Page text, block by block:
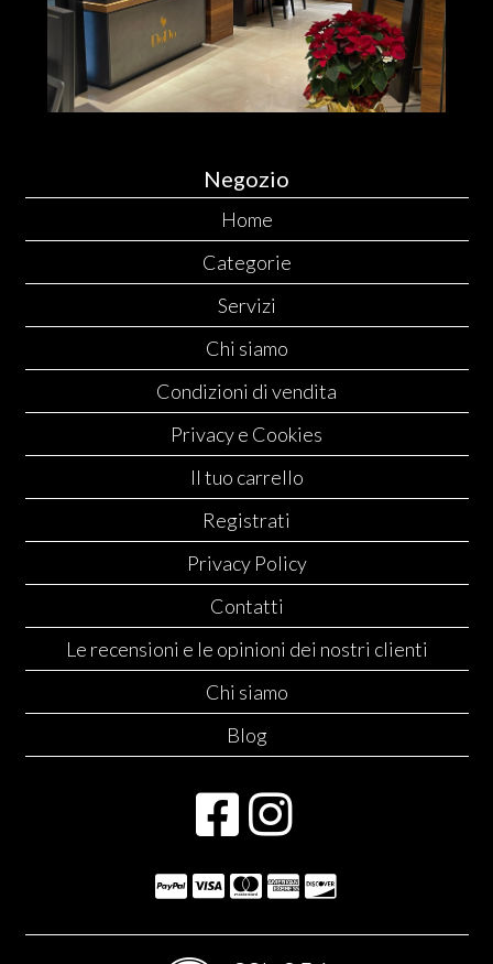
Negozio
Home
Categorie
Servizi
Chi siamo
Condizioni di vendita
Privacy e Cookies
Il tuo carrello
Registrati
Privacy Policy
Contatti
Le recensioni e le opinioni dei nostri clienti
Chi siamo
Blog